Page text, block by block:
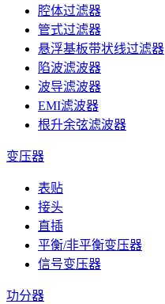
腔体过滤器
管式过滤器
悬浮基板带状线过滤器
陷波滤波器
波导滤波器
EMI滤波器
根升余弦滤波器
变压器
表贴
接头
直插
平衡/非平衡变压器
信号变压器
功分器